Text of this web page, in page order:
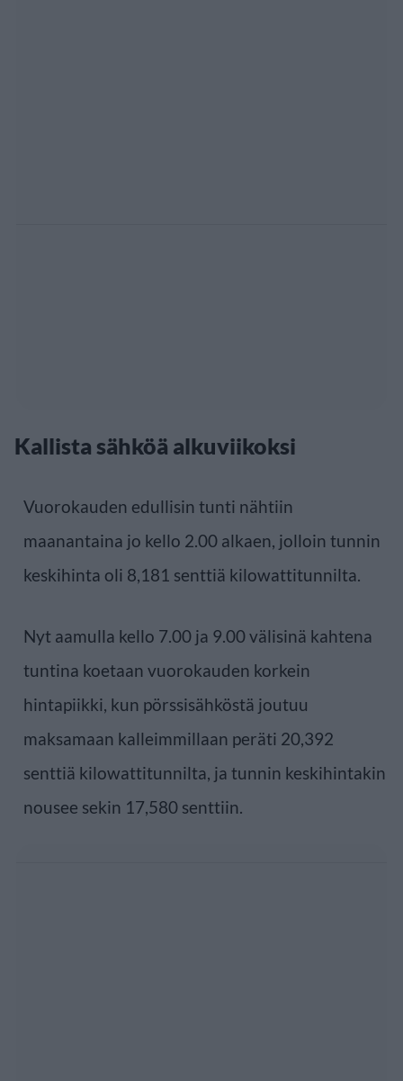
Kallista sähköä alkuviikoksi
Vuorokauden edullisin tunti nähtiin
maanantaina jo kello 2.00 alkaen, jolloin tunnin
keskihinta oli 8,181 senttiä kilowattitunnilta.
Nyt aamulla kello 7.00 ja 9.00 välisinä kahtena
tuntina koetaan vuorokauden korkein
hintapiikki, kun pörssisähköstä joutuu
maksamaan kalleimmillaan peräti 20,392
senttiä kilowattitunnilta, ja tunnin keskihintakin
nousee sekin 17,580 senttiin.